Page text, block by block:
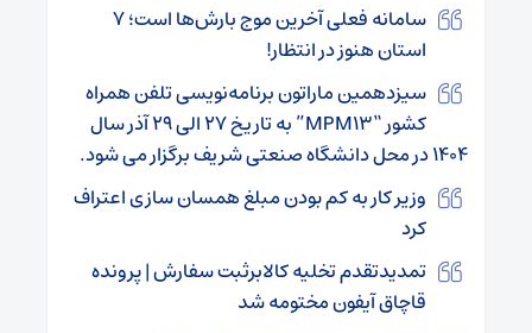
سامانه فعلی آخرین موج بارش‌ها است؛ ۷
استان هنوز در انتظار!
سیزدهمین ماراتون برنامه‌نویسی تلفن همراه
کشور “MPM13” به تاریخ ۲۷ الی ۲۹ آذر سال
۱۴۰۴ در محل دانشگاه صنعتی شریف برگزار می شود.
وزیر کار به کم بودن مبلغ همسان سازی اعتراف
کرد
تمدیدتقدم تخلیه کالابرثبت سفارش | پرونده
قاچاق آیفون مختومه شد